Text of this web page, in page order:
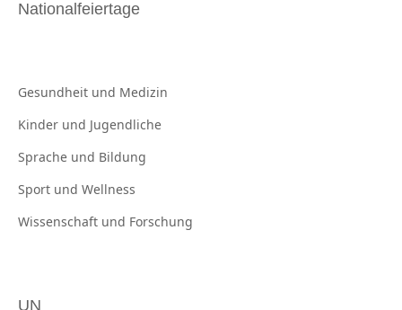
Nationalfeiertage
Gesundheit und Medizin
Kinder und Jugendliche
Sprache und Bildung
Sport und Wellness
Wissenschaft und Forschung
UN